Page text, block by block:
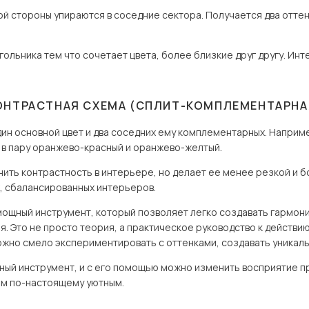
стороны упираются в соседние сектора. Получается два
тем что сочетает цвета, более близкие друг другу.
СХЕМА (СПЛИТ-
основной цвет и два соседних ему комплементарных.
пару оранжево-красный и оранжево-желтый.
контрастность в интерьере, но делает ее менее резкой и
сбалансированных интерьеров.
инструмент, который позволяет легко создавать
Это не просто теория, а практическое руководство к
смело экспериментировать с оттенками, создавать
инструмент, и с его помощью можно изменить восприятие
по-настоящему уютным.